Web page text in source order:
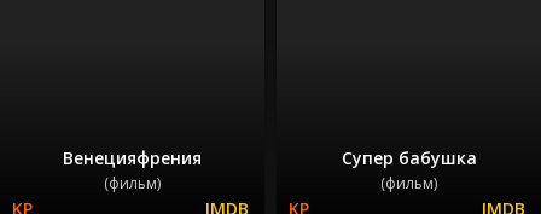
Венецияфрения
(фильм)
Супер бабушка
(фильм)